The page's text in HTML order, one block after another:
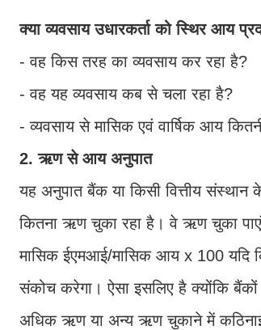
क्या व्यवसाय उधारकर्ता को स्थिर आय
- वह किस तरह का व्यवसाय कर रहा है?
- वह यह व्यवसाय कब से चला रहा है?
- व्यवसाय से मासिक एवं वार्षिक आय
2. ऋण से आय अनुपात
यह अनुपात बैंक या किसी वित्तीय संस्थान
कितना ऋण चुका रहा है। वे ऋण चुका
मासिक ईएमआई/मासिक आय x 100 यदि
संकोच करेगा। ऐसा इसलिए है क्योंकि
अधिक ऋण या अन्य ऋण चुकाने में कठिनाई